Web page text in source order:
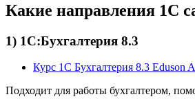
Какие направления 1С
1) 1С:Бухгалтерия 8.3
Курс 1С Бухгалтерия 8.3 Eduson
Подходит для работы бухгалтером,